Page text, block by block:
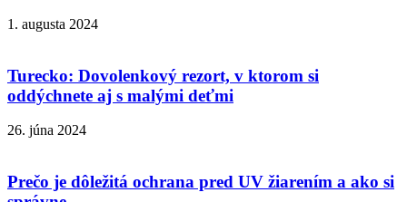
1. augusta 2024
Turecko: Dovolenkový rezort, v ktorom si
oddýchnete aj s malými deťmi
26. júna 2024
Prečo je dôležitá ochrana pred UV žiarením a ako si